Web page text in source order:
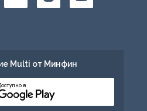
Multi от Минфин
в